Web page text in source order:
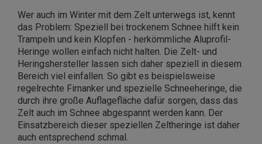
Wer auch im Winter mit dem Zelt unterwegs ist, kennt
das Problem: Speziell bei trockenem Schnee hilft kein
Trampeln und kein Klopfen - herkömmliche Aluprofil-
Heringe wollen einfach nicht halten. Die Zelt- und
Heringshersteller lassen sich daher speziell in diesem
Bereich viel einfallen. So gibt es beispielsweise
regelrechte Firnanker und spezielle Schneeheringe, die
durch ihre große Auflagefläche dafür sorgen, dass das
Zelt auch im Schnee abgespannt werden kann. Der
Einsatzbereich dieser speziellen Zeltheringe ist daher
auch entsprechend schmal.